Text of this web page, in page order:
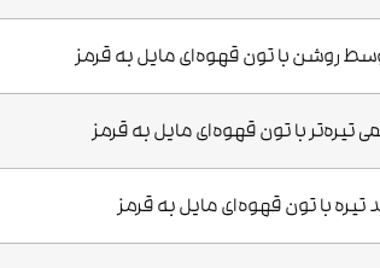
روشن با تون قهوه‌ای مایل به قرمز
تیره‌تر با تون قهوه‌ای مایل به قرمز
با تون قهوه‌ای مایل به قرمز